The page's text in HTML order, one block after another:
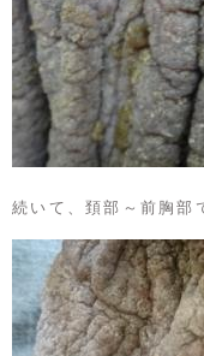
続いて、頚部～前胸部